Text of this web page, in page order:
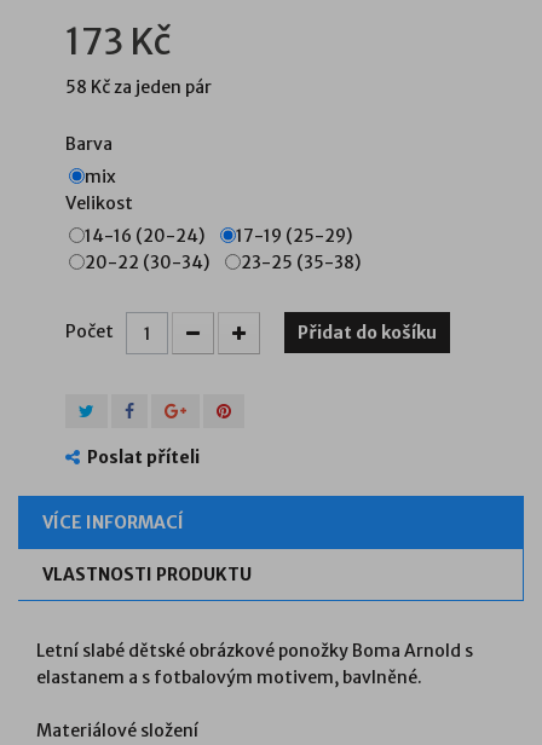
173 Kč
58 Kčza jeden pár
Barva
mix
Velikost
14-16 (20-24)
17-19 (25-29)
20-22 (30-34)
23-25 (35-38)
Počet Přidat do košíku
Poslat příteli
VÍCE INFORMACÍ
VLASTNOSTI PRODUKTU
Letní slabé dětské obrázkové ponožky Boma Arnold s
elastanem a s fotbalovým motivem, bavlněné.
Materiálové složení